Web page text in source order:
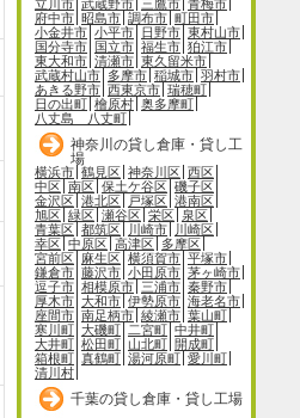
立川市 武蔵野市 三鷹市 青梅市
府中市 昭島市 調布市 町田市
小金井市 小平市 日野市 東村山市
国分寺市
国立市 福生市 狛江市
東大和市 清瀬市 東久留米市
武蔵村山市 多摩市 稲城市 羽村市
あきる野市 西東京市 瑞穂町
日の出町 檜原村 奥多摩町
八丈島 八丈町
神奈川の貸し倉庫・貸し工
場
横浜市 鶴見区 神奈川区 西区
中区 南区 保土ケ谷区 磯子区
金沢区 港北区 戸塚区 港南区
旭区 緑区 瀬谷区 栄区 泉区
青葉区 都筑区 川崎市
川崎区
幸区 中原区 高津区 多摩区
宮前区 麻生区 横須賀市 平塚市
鎌倉市 藤沢市 小田原市 茅ヶ崎市
逗子市 相模原市 三浦市 秦野市
厚木市 大和市 伊勢原市 海老名市
座間市 南足柄市 綾瀬市 葉山町
寒川町 大磯町 二宮町 中井町
大井町 松田町 山北町 開成町
箱根町 真鶴町 湯河原町 愛川町
清川村
千葉の貸し倉庫・貸し工場